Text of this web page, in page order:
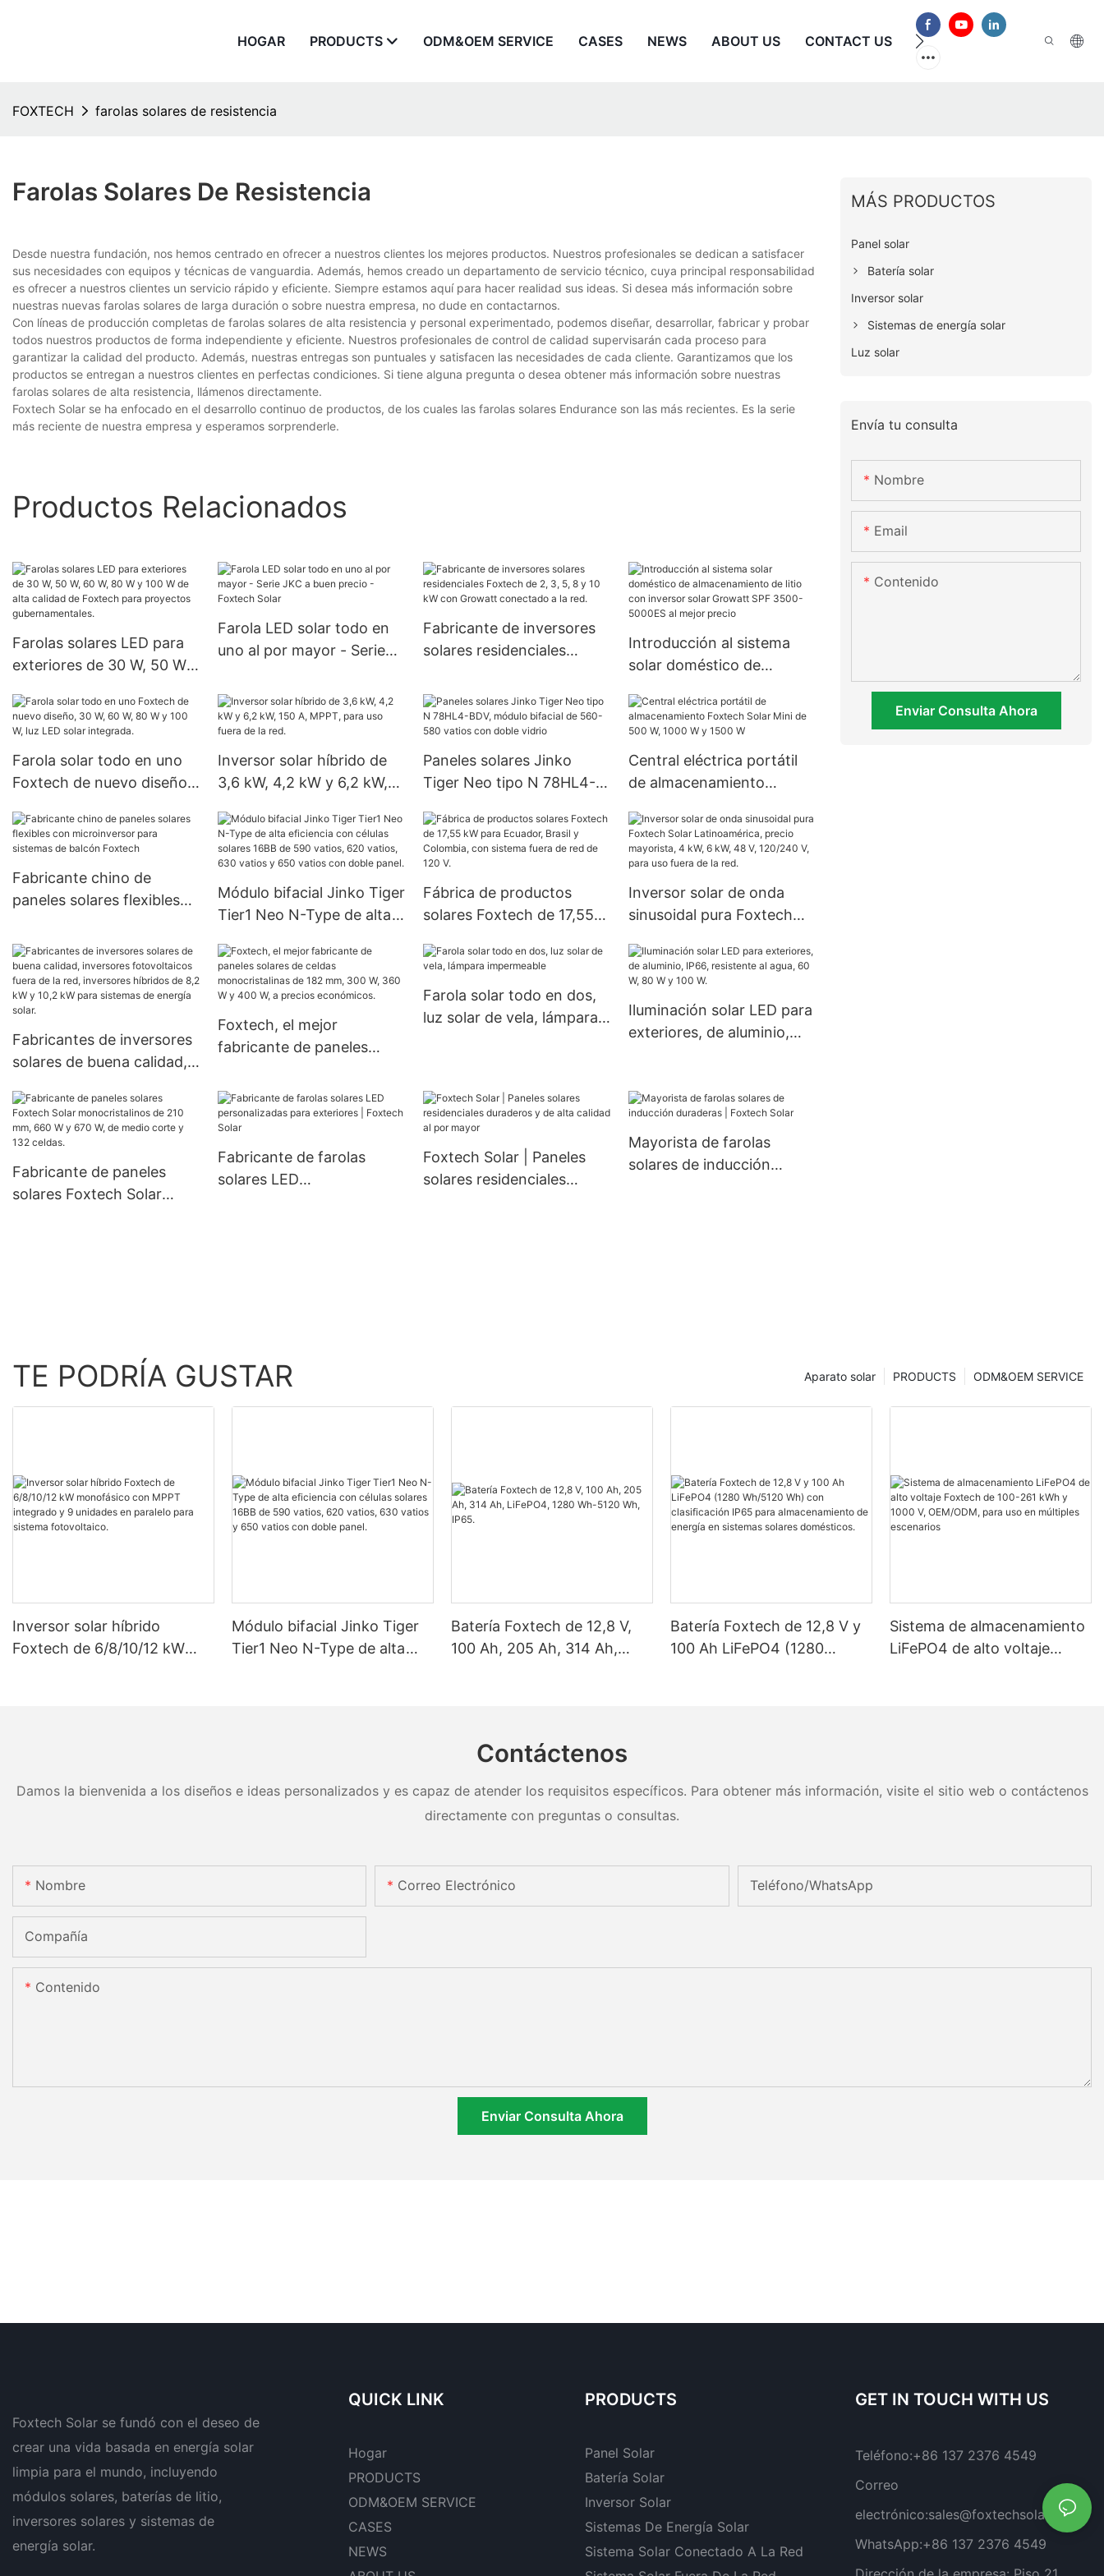
HOGAR PRODUCTS ODM&OEM SERVICE CASES NEWS ABOUT US CONTACT US PREGUNTAS FRECUENTES
FOXTECH farolas solares de resistencia
Farolas Solares De Resistencia
Desde nuestra fundación, nos hemos centrado en ofrecer a nuestros clientes los mejores productos. Nuestros profesionales se dedican a satisfacer
sus necesidades con equipos y técnicas de vanguardia. Además, hemos creado un departamento de servicio técnico, cuya principal responsabilidad
es ofrecer a nuestros clientes un servicio rápido y eficiente. Siempre estamos aquí para hacer realidad sus ideas. Si desea más información sobre
nuestras nuevas farolas solares de larga duración o sobre nuestra empresa, no dude en contactarnos.
Con líneas de producción completas de farolas solares de alta resistencia y personal experimentado, podemos diseñar, desarrollar, fabricar y probar
todos nuestros productos de forma independiente y eficiente. Nuestros profesionales de control de calidad supervisarán cada proceso para
garantizar la calidad del producto. Además, nuestras entregas son puntuales y satisfacen las necesidades de cada cliente. Garantizamos que los
productos se entregan a nuestros clientes en perfectas condiciones. Si tiene alguna pregunta o desea obtener más información sobre nuestras
farolas solares de alta resistencia, llámenos directamente.
Foxtech Solar se ha enfocado en el desarrollo continuo de productos, de los cuales las farolas solares Endurance son las más recientes. Es la serie
más reciente de nuestra empresa y esperamos sorprenderle.
Productos Relacionados
Farolas solares LED para
exteriores de 30 W, 50 W,
alta calidad de Foxtech
para proyectos
gubernamentales.
Farola LED solar todo en
uno al por mayor - Serie
Foxtech Solar
Fabricante de inversores
solares residenciales
kW con Growatt
conectado a la red.
Introducción al sistema
solar doméstico de
con inversor solar Growatt
SPF 3500-5000ES al mejor
precio
Farola solar todo en uno
Foxtech de nuevo diseño,
luz LED solar integrada.
Inversor solar híbrido de
3,6 kW, 4,2 kW y 6,2 kW,
fuera de la red.
Paneles solares Jinko
Tiger Neo tipo N 78HL4-
560-580 vatios con doble
vidrio
Central eléctrica portátil
de almacenamiento
W, 1000 W y 1500 W
Fabricante chino de
paneles solares flexibles
sistemas de balcón
Foxtech
Módulo bifacial Jinko Tiger
Tier1 Neo N-Type de alta
solares 16BB de 590
vatios, 620 vatios, 630
vatios y 650 vatios con
doble panel.
Fábrica de productos
solares Foxtech de 17,55
Colombia, con sistema
Inversor solar de onda
sinusoidal pura Foxtech
precio mayorista, 4 kW, 6
kW, 48 V, 120/240 V, para
uso fuera de la red.
Fabricantes de inversores
solares de buena calidad,
fuera de la red, inversores
híbridos de 8,2 kW y 10,2
kW para sistemas de
energía solar.
Foxtech, el mejor
fabricante de paneles
monocristalinas de 182
mm, 300 W, 360 W y 400
W, a precios económicos.
Farola solar todo en dos,
luz solar de vela, lámpara
Iluminación solar LED para
exteriores, de aluminio,
Fabricante de paneles
solares Foxtech Solar
Fabricante de farolas
solares LED
Foxtech Solar | Paneles
solares residenciales
Mayorista de farolas
solares de inducción
MÁS PRODUCTOS
Panel solar
Batería solar
Inversor solar
Sistemas de energía solar
Luz solar
Envía tu consulta
Nombre
Email
Contenido
Enviar Consulta Ahora
TE PODRÍA GUSTAR ODM&OEM SERVICE
PRODUCTS
Aparato solar
Inversor solar híbrido
Foxtech de 6/8/10/12 kW
Módulo bifacial Jinko Tiger
Tier1 Neo N-Type de alta
Batería Foxtech de 12,8 V,
100 Ah, 205 Ah, 314 Ah,
Batería Foxtech de 12,8 V y
100 Ah LiFePO4 (1280
Sistema de almacenamiento
LiFePO4 de alto voltaje
Contáctenos
Damos la bienvenida a los diseños e ideas personalizados y es capaz de atender los requisitos específicos. Para obtener más información, visite el sitio web o contáctenos
directamente con preguntas o consultas.
Nombre Correo Electrónico Teléfono/WhatsApp
Compañía
Contenido
Enviar Consulta Ahora
Foxtech Solar se fundó con el deseo de
crear una vida basada en energía solar
limpia para el mundo, incluyendo
módulos solares, baterías de litio,
inversores solares y sistemas de
energía solar.
QUICK LINK
Hogar
PRODUCTS
ODM&OEM SERVICE
CASES
NEWS
PRODUCTS
Panel Solar
Batería Solar
Inversor Solar
Sistemas De Energía Solar
Sistema Solar Conectado A La Red
GET IN TOUCH WITH US
Teléfono:+86 137 2376 4549
Correo
electrónico:sales@foxtechsolar.com
WhatsApp:+86 137 2376 4549